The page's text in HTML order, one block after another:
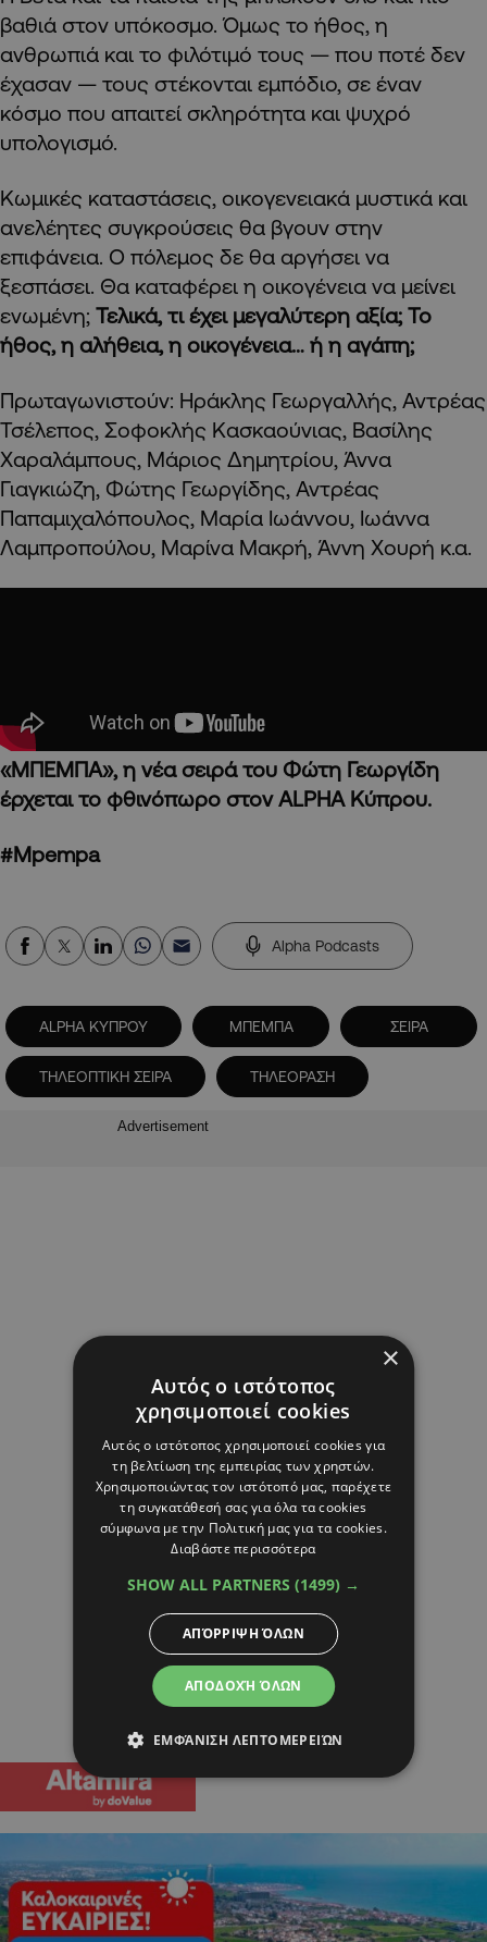
βαθιά στον υπόκοσμο. Όμως το ήθος, η
ανθρωπιά και το φιλότιμό τους — που ποτέ δεν
έχασαν — τους στέκονται εμπόδιο, σε έναν
κόσμο που απαιτεί σκληρότητα και ψυχρό
υπολογισμό.
Κωμικές καταστάσεις, οικογενειακά μυστικά και
ανελέητες συγκρούσεις θα βγουν στην
επιφάνεια. Ο πόλεμος δε θα αργήσει να
ξεσπάσει. Θα καταφέρει η οικογένεια να μείνει
ενωμένη; Τελικά, τι έχει μεγαλύτερη αξία; Το
ήθος, η αλήθεια, η οικογένεια… ή η αγάπη;
Πρωταγωνιστούν: Ηράκλης Γεωργαλλής, Αντρέας
Τσέλεπος, Σοφοκλής Κασκαούνιας, Βασίλης
Χαραλάμπους, Μάριος Δημητρίου, Άννα
Γιαγκιώζη, Φώτης Γεωργίδης, Αντρέας
Παπαμιχαλόπουλος, Μαρία Ιωάννου, Ιωάννα
Λαμπροπούλου, Μαρίνα Μακρή, Άννη Χουρή κ.α.
«ΜΠΕΜΠΑ», η νέα σειρά του Φώτη Γεωργίδη
έρχεται το φθινόπωρο στον ALPHA Κύπρου.
#Mpempa
Alpha Podcasts
ALPHA ΚΥΠΡΟΥ ΜΠΕΜΠΑ ΣΕΙΡΑ
ΤΗΛΕΟΠΤΙΚΗ ΣΕΙΡΑ ΤΗΛΕΟΡΑΣΗ
Advertisement
×
Αυτός ο ιστότοπος
χρησιμοποιεί cookies
Αυτός ο ιστότοπος χρησιμοποιεί cookies για
τη βελτίωση της εμπειρίας των χρηστών.
Χρησιμοποιώντας τον ιστότοπό μας, παρέχετε
τη συγκατάθεσή σας για όλα τα cookies
σύμφωνα με την Πολιτική μας για τα cookies.
Διαβάστε περισσότερα
SHOW ALL PARTNERS (1499) →
ΑΠΟΔΟΧΉ ΌΛΩΝ
ΑΠΌΡΡΙΨΗ ΌΛΩΝ
ΕΜΦΆΝΙΣΗ ΛΕΠΤΟΜΕΡΕΙΏΝ